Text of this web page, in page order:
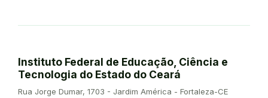
Instituto Federal de Educação, Ciência e
Tecnologia do Estado do Ceará
Endereço:
Rua Jorge Dumar, 1703 - Jardim América - Fortaleza-CE